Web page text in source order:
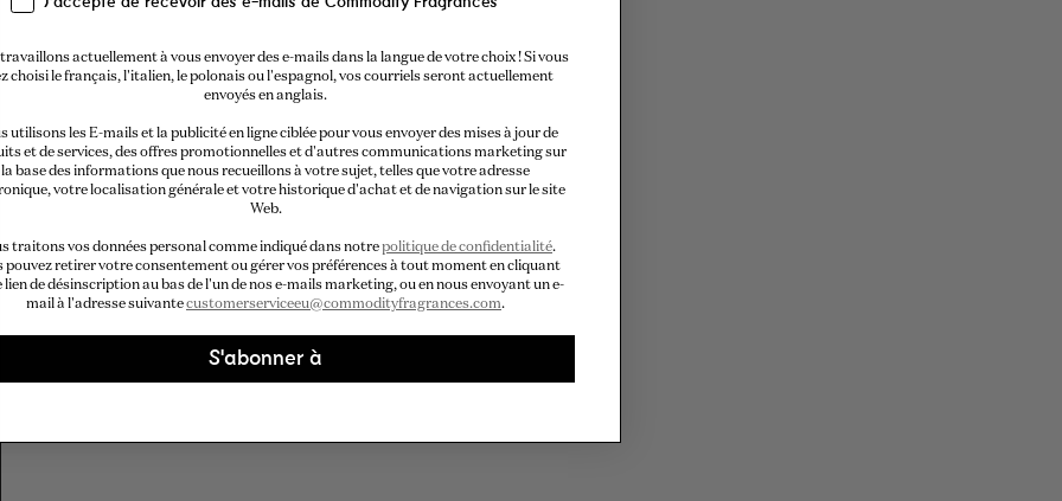
actuellement à vous envoyer des e-mails dans la langue de votre choix ! Si vous
choisi le français, l'italien, le polonais ou l'espagnol, vos courriels seront actuellement
envoyés en anglais.
utilisons les E-mails et la publicité en ligne ciblée pour vous envoyer des mises à jour de
et de services, des offres promotionnelles et d'autres communications marketing sur
la base des informations que nous recueillons à votre sujet, telles que votre adresse
votre localisation générale et votre historique d'achat et de navigation sur le site
Web.
traitons vos données personal comme indiqué dans notrepolitique de confidentialité.
pouvez retirer votre consentement ou gérer vos préférences à tout moment en cliquant
lien de désinscription au bas de l'un de nos e-mails marketing, ou en nous envoyant un e-
mail à l'adresse suivantecustomerserviceeu@commodityfragrances.com.
S'abonner à